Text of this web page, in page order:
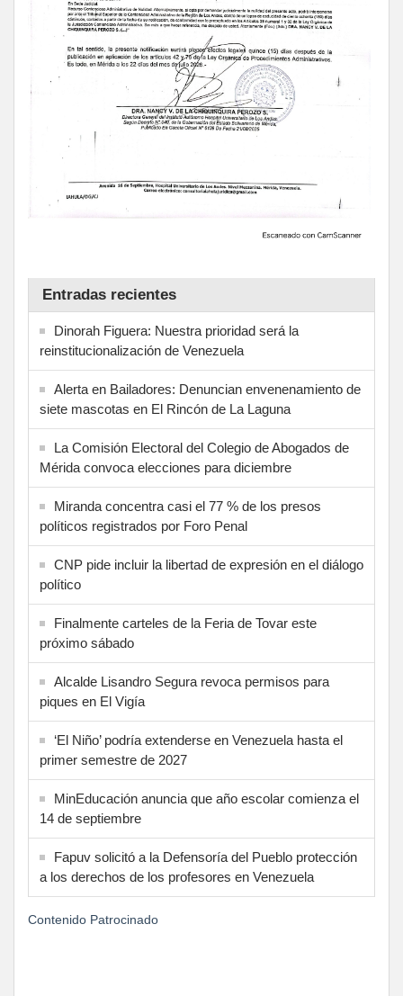
Entradas recientes
Dinorah Figuera: Nuestra prioridad será la
reinstitucionalización de Venezuela
Alerta en Bailadores: Denuncian envenenamiento de
siete mascotas en El Rincón de La Laguna
La Comisión Electoral del Colegio de Abogados de
Mérida convoca elecciones para diciembre
Miranda concentra casi el 77 % de los presos
políticos registrados por Foro Penal
CNP pide incluir la libertad de expresión en el diálogo
político
Finalmente carteles de la Feria de Tovar este
próximo sábado
Alcalde Lisandro Segura revoca permisos para
piques en El Vigía
‘El Niño’ podría extenderse en Venezuela hasta el
primer semestre de 2027
MinEducación anuncia que año escolar comienza el
14 de septiembre
Fapuv solicitó a la Defensoría del Pueblo protección
a los derechos de los profesores en Venezuela
Contenido Patrocinado